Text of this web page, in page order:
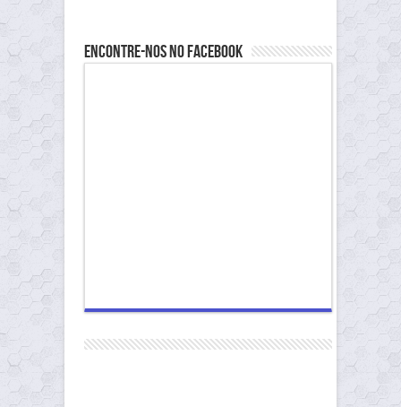
Encontre-nos no Facebook